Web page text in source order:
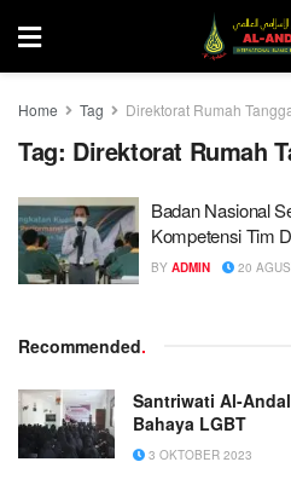
Home Tag Direktorat Rumah
Tag: Direktorat Rumah
Badan Nasional
Kompetensi Tim
BY ADMIN 20
Recommended.
Santriwati Al-
Bahaya LGBT
3 OKTOBER 2023